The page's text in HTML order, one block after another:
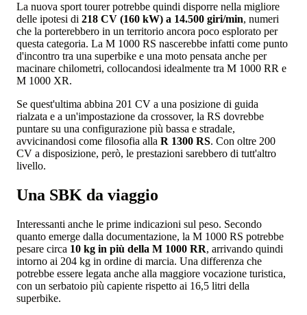
La nuova sport tourer potrebbe quindi disporre nella migliore
delle ipotesi di 218 CV (160 kW) a 14.500 giri/min, numeri
che la porterebbero in un territorio ancora poco esplorato per
questa categoria. La M 1000 RS nascerebbe infatti come punto
d'incontro tra una superbike e una moto pensata anche per
macinare chilometri, collocandosi idealmente tra M 1000 RR e
M 1000 XR.
Se quest'ultima abbina 201 CV a una posizione di guida
rialzata e a un'impostazione da crossover, la RS dovrebbe
puntare su una configurazione più bassa e stradale,
avvicinandosi come filosofia alla R 1300 RS. Con oltre 200
CV a disposizione, però, le prestazioni sarebbero di tutt'altro
livello.
Una SBK da viaggio
Interessanti anche le prime indicazioni sul peso. Secondo
quanto emerge dalla documentazione, la M 1000 RS potrebbe
pesare circa 10 kg in più della M 1000 RR, arrivando quindi
intorno ai 204 kg in ordine di marcia. Una differenza che
potrebbe essere legata anche alla maggiore vocazione turistica,
con un serbatoio più capiente rispetto ai 16,5 litri della
superbike.